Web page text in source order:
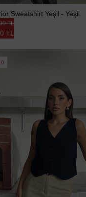
Sweatshirt Yeşil - Yeşil
TL
TL